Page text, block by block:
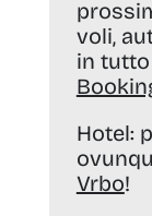
voli,
in
Hotel:
Vrbo!